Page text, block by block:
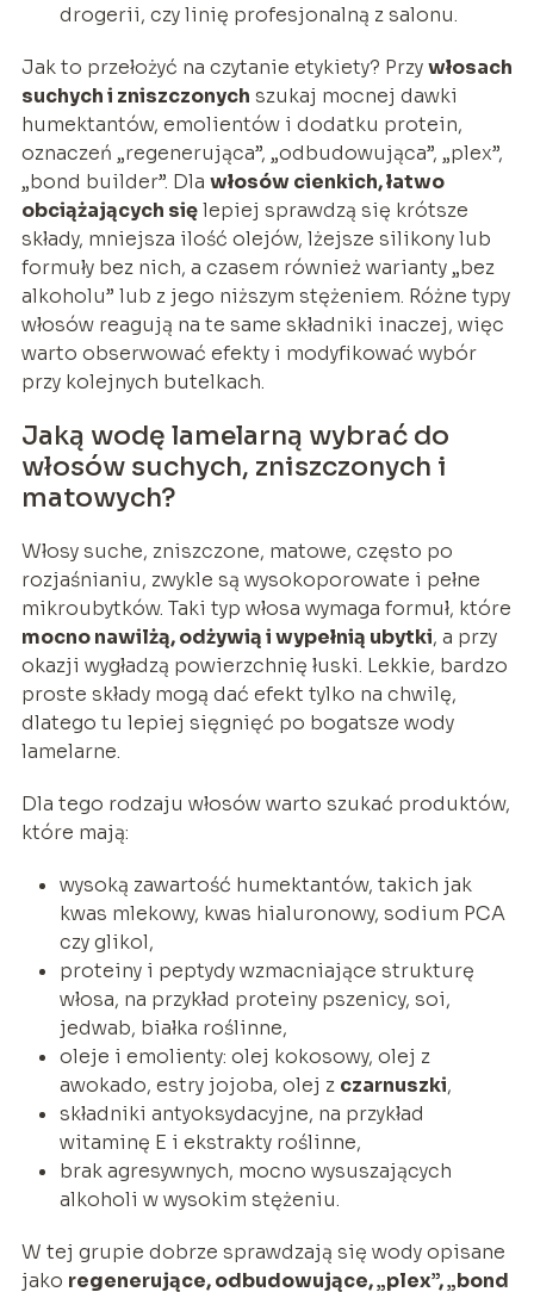
drogerii, czy linię profesjonalną z salonu.
Jak to przełożyć na czytanie etykiety? Przywłosach
suchych i zniszczonych szukaj mocnej dawki
humektantów, emolientów i dodatku protein,
oznaczeń „regenerująca”, „odbudowująca”, „plex”,
„bond builder”. Dla włosów cienkich, łatwo
obciążających sięlepiej sprawdzą się krótsze
składy, mniejsza ilość olejów, lżejsze silikony lub
formuły bez nich, a czasem również warianty „bez
alkoholu” lub z jego niższym stężeniem. Różne typy
włosów reagują na te same składniki inaczej, więc
warto obserwować efekty i modyfikować wybór
przy kolejnych butelkach.
Jaką wodę lamelarną wybrać do
włosów suchych, zniszczonych i
matowych?
Włosy suche, zniszczone, matowe, często po
rozjaśnianiu, zwykle są wysokoporowate i pełne
mikroubytków. Taki typ włosa wymaga formuł, które
mocno nawilżą, odżywią i wypełnią ubytki, a przy
okazji wygładzą powierzchnię łuski. Lekkie, bardzo
proste składy mogą dać efekt tylko na chwilę,
dlatego tu lepiej sięgnięć po bogatsze wody
lamelarne.
Dla tego rodzaju włosów warto szukać produktów,
które mają:
wysoką zawartość humektantów, takich jak
kwas mlekowy, kwas hialuronowy, sodium PCA
czy glikol,
proteiny i peptydy wzmacniające strukturę
włosa, na przykład proteiny pszenicy, soi,
jedwab, białka roślinne,
oleje i emolienty: olej kokosowy, olej z
awokado, estry jojoba, olej z czarnuszki,
składniki antyoksydacyjne, na przykład
witaminę E i ekstrakty roślinne,
brak agresywnych, mocno wysuszających
alkoholi w wysokim stężeniu.
W tej grupie dobrze sprawdzają się wody opisane
jako regenerujące, odbudowujące, „plex”, „bond